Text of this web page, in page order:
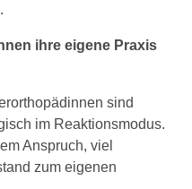
ihre eigene Praxis
sind
im Reaktionsmodus.
Anspruch, viel
zum eigenen